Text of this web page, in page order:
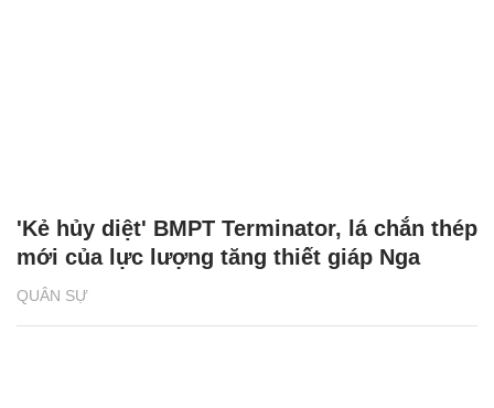
QUÂN SỰ
'Kẻ hủy diệt' BMPT Terminator, lá chắn thép
mới của lực lượng tăng thiết giáp Nga